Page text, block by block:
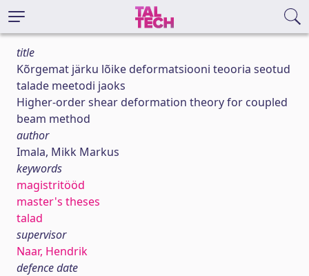
title
Kõrgemat järku lõike deformatsiooni teooria seotud
talade meetodi jaoks
Higher-order shear deformation theory for coupled
beam method
author
Imala, Mikk Markus
keywords
magistritööd
master's theses
talad
supervisor
Naar, Hendrik
defence date